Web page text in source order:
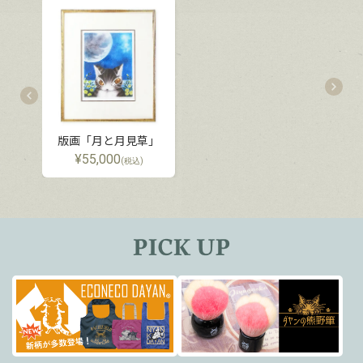
版画「月と月見草」
¥55,000(税込)